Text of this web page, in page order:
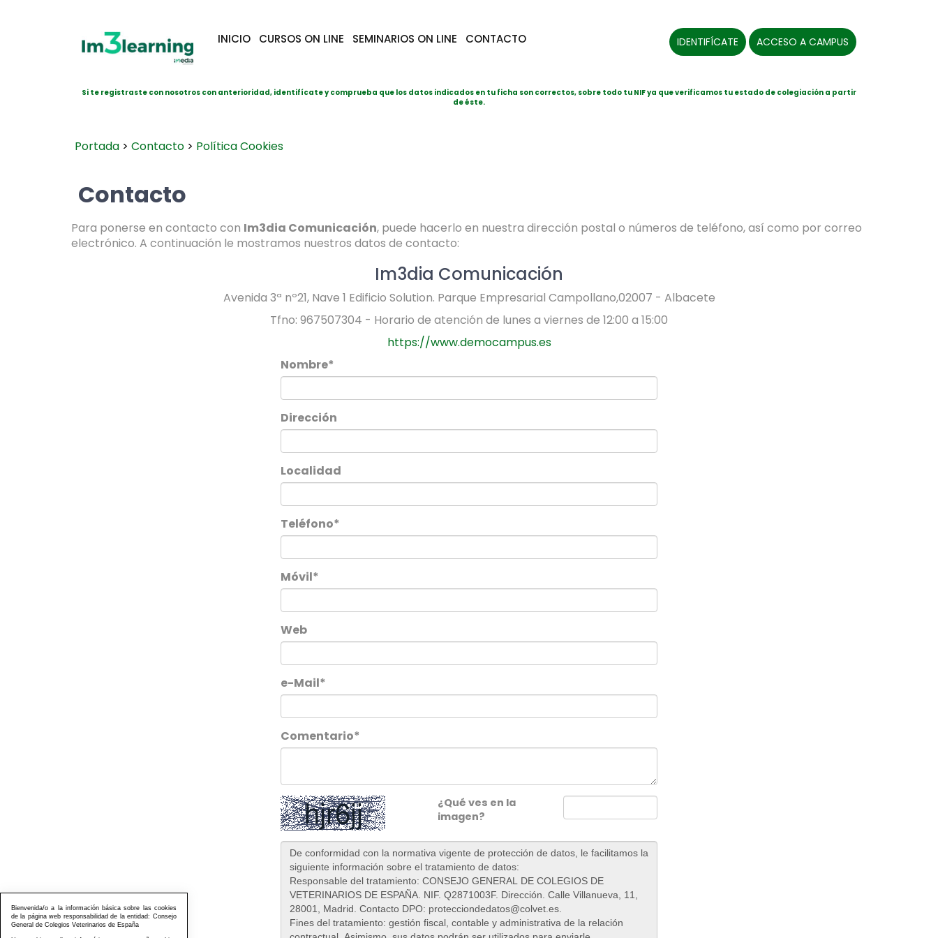
INICIO CURSOS ON LINE SEMINARIOS ON LINE CONTACTO IDENTIFÍCATE ACCESO A CAMPUS
Si te registraste con nosotros con anterioridad, identifícate y comprueba que los datos indicados en tu ficha son correctos, sobre todo tu NIF ya que verificamos tu estado de colegiación a partir
de éste.
Portada > Contacto > Política Cookies
Contacto
Para ponerse en contacto con Im3dia Comunicación, puede hacerlo en nuestra dirección postal o números de teléfono, así como por correo
electrónico. A continuación le mostramos nuestros datos de contacto:
Im3dia Comunicación
Avenida 3ª nº21, Nave 1 Edificio Solution. Parque Empresarial Campollano,02007 - Albacete
Tfno: 967507304 - Horario de atención de lunes a viernes de 12:00 a 15:00
https://www.democampus.es
Nombre*
Dirección
Localidad
Teléfono*
Móvil*
Web
e-Mail*
Comentario*
¿Qué ves en la
imagen?
Bienvenida/o a la información básica sobre las cookies
de la página web responsabilidad de la entidad: Consejo
General de Colegios Veterinarios de España